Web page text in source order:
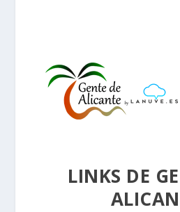
LINKS DE